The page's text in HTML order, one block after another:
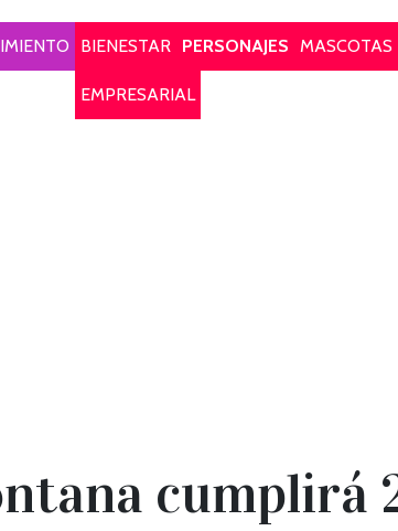
BIENESTAR PERSONAJES MASCOTAS
EMPRESARIAL
cumplirá